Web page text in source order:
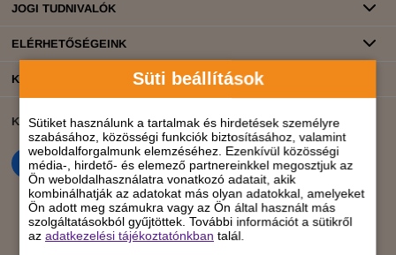
Süti beállítások
Sütiket használunk a tartalmak és hirdetések személyre
szabásához, közösségi funkciók biztosításához, valamint
weboldalforgalmunk elemzéséhez. Ezenkívül közösségi
média-, hirdető- és elemező partnereinkkel megosztjuk az
Ön weboldalhasználatra vonatkozó adatait, akik
kombinálhatják az adatokat más olyan adatokkal, amelyeket
Ön adott meg számukra vagy az Ön által használt más
szolgáltatásokból gyűjtöttek. További információt a sütikről
azadatkezelési tájékoztatónkban talál.
JOGI TUDNIVALÓK
ELÉRHETŐSÉGEINK
KATEGÓRIÁK
KÖZÖSSÉGI ÉLET BANKKÁRTYÁS FIZETÉS